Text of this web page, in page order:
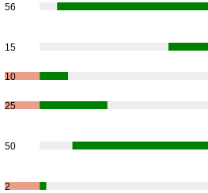
56
15
10
25
50
2